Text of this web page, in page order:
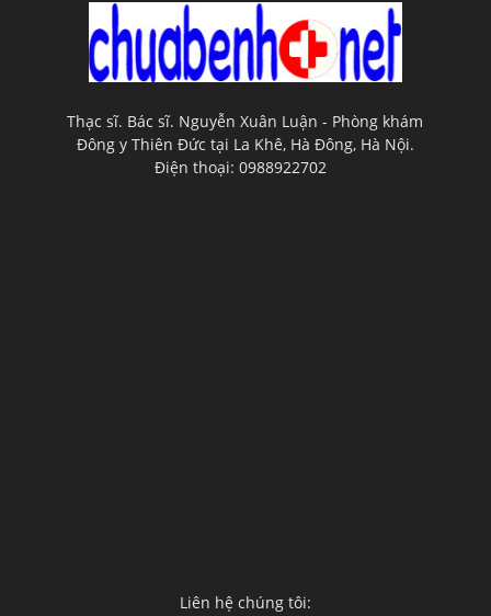
Thạc sĩ. Bác sĩ. Nguyễn Xuân Luận - Phòng khám
Đông y Thiên Đức tại La Khê, Hà Đông, Hà Nội.
Điện thoại: 0988922702
Liên hệ chúng tôi: